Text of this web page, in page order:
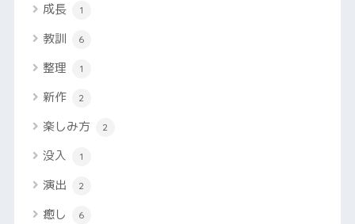
成長 1
教訓 6
整理 1
新作 2
楽しみ方 2
没入 1
演出 2
癒し 6